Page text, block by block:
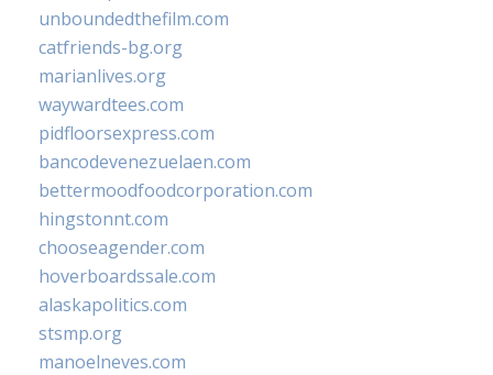
unboundedthefilm.com
catfriends-bg.org
marianlives.org
waywardtees.com
pidfloorsexpress.com
bancodevenezuelaen.com
bettermoodfoodcorporation.com
hingstonnt.com
chooseagender.com
hoverboardssale.com
alaskapolitics.com
stsmp.org
manoelneves.com